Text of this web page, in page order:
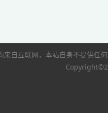
自互联网，本站自身不提供任